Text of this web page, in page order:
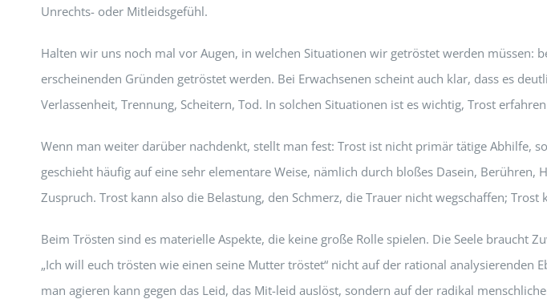
Unrechts- oder Mitleidsgefühl.
Halten wir uns noch mal vor Augen, in welchen Situationen wir getröstet werden müssen:
erscheinenden Gründen getröstet werden. Bei Erwachsenen scheint auch klar, dass es
Verlassenheit, Trennung, Scheitern, Tod. In solchen Situationen ist es wichtig, Trost
Wenn man weiter darüber nachdenkt, stellt man fest: Trost ist nicht primär tätige Abhilfe,
geschieht häufig auf eine sehr elementare Weise, nämlich durch bloßes Dasein,
Zuspruch. Trost kann also die Belastung, den Schmerz, die Trauer nicht wegschaffen; Trost
Beim Trösten sind es materielle Aspekte, die keine große Rolle spielen. Die Seele braucht
„Ich will euch trösten wie einen seine Mutter tröstet“ nicht auf der rational
man agieren kann gegen das Leid, das Mit-leid auslöst, sondern auf der radikal